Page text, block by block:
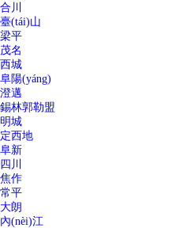
合川
臺(tái)山
梁平
茂名
西城
阜陽(yáng)
澄邁
錫林郭勒盟
明城
定西地
阜新
四川
焦作
常平
大朗
內(nèi)江